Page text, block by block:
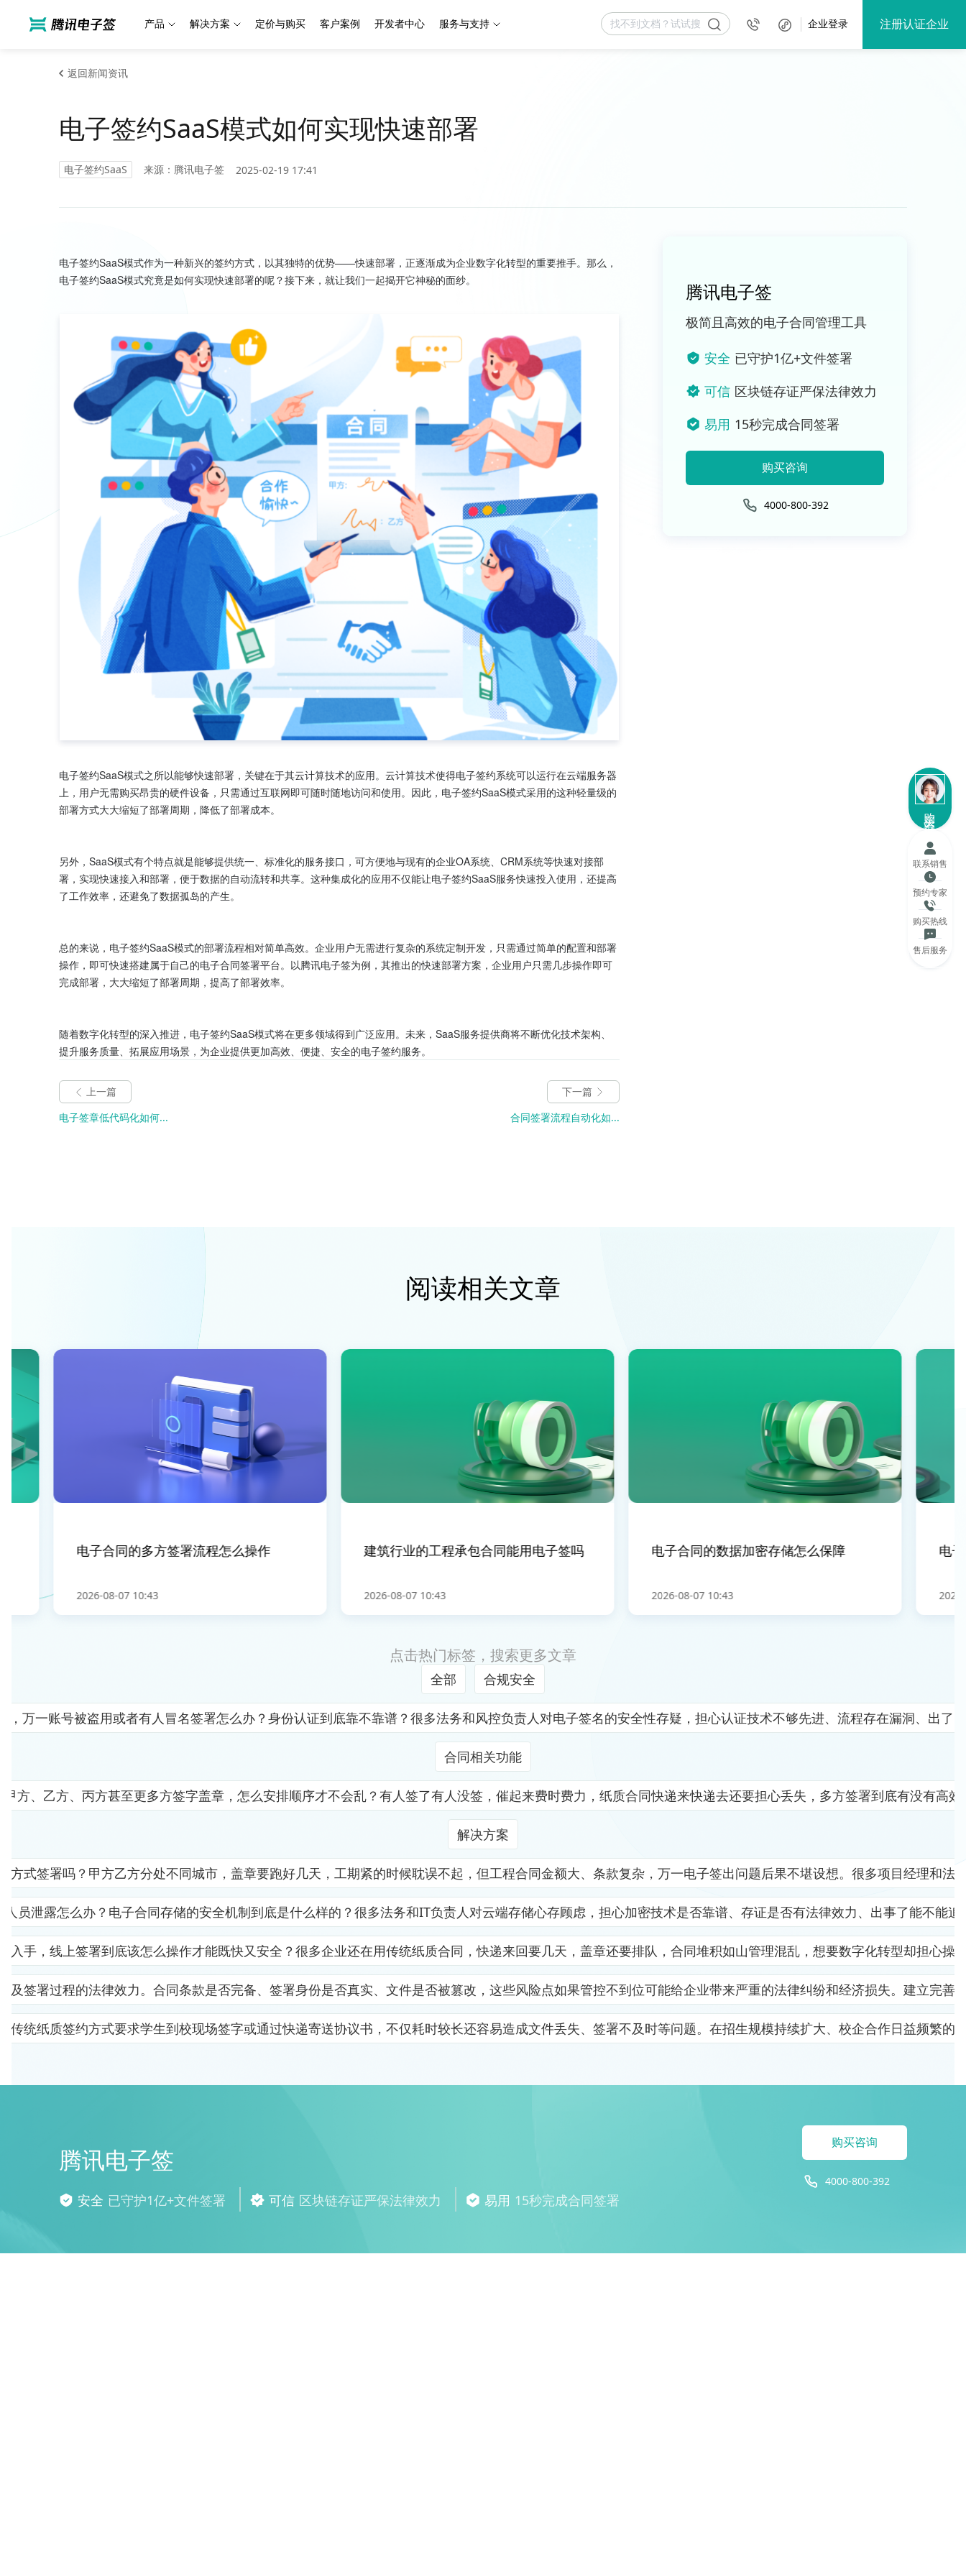
产品 解决方案 定价与购买 客户案例 开发者中心 服务与支持 企业登录 注册认证企业
返回新闻资讯
电子签约SaaS模式如何实现快速部署
电子签约SaaS 来源：腾讯电子签 2025-02-19 17:41
电子签约SaaS模式作为一种新兴的签约方式，以其独特的优势——快速部署，正逐渐成为企业数字化转型的重要推手。那么，
电子签约SaaS模式究竟是如何实现快速部署的呢？接下来，就让我们一起揭开它神秘的面纱。
电子签约SaaS模式之所以能够快速部署，关键在于其云计算技术的应用。云计算技术使得电子签约系统可以运行在云端服务器
上，用户无需购买昂贵的硬件设备，只需通过互联网即可随时随地访问和使用。因此，电子签约SaaS模式采用的这种轻量级的
部署方式大大缩短了部署周期，降低了部署成本。
另外，SaaS模式有个特点就是能够提供统一、标准化的服务接口，可方便地与现有的企业OA系统、CRM系统等快速对接部
署，实现快速接入和部署，便于数据的自动流转和共享。这种集成化的应用不仅能让电子签约SaaS服务快速投入使用，还提高
了工作效率，还避免了数据孤岛的产生。
总的来说，电子签约SaaS模式的部署流程相对简单高效。企业用户无需进行复杂的系统定制开发，只需通过简单的配置和部署
操作，即可快速搭建属于自己的电子合同签署平台。以腾讯电子签为例，其推出的快速部署方案，企业用户只需几步操作即可
完成部署，大大缩短了部署周期，提高了部署效率。
随着数字化转型的深入推进，电子签约SaaS模式将在更多领域得到广泛应用。未来，SaaS服务提供商将不断优化技术架构、
提升服务质量、拓展应用场景，为企业提供更加高效、便捷、安全的电子签约服务。
上一篇
电子签章低代码化如何...
下一篇
合同签署流程自动化如...
腾讯电子签
极简且高效的电子合同管理工具
安全 已守护1亿+文件签署
可信 区块链存证严保法律效力
易用 15秒完成合同签署
购买咨询
4000-800-392
阅读相关文章
电子合同的多方签署流程怎么操作
2026-08-07 10:43
建筑行业的工程承包合同能用电子签吗
2026-08-07 10:43
电子合同的数据加密存储怎么保障
2026-08-07 10:43
电子
2026-
点击热门标签，搜索更多文章
全部 合规安全
万一账号被盗用或者有人冒名签署怎么办？身份认证到底靠不靠谱？很多法务和风控负责人对电子签名的安全性存疑，担心认证技术不够先进、流程存在漏洞、出了
合同相关功能
方、乙方、丙方甚至更多方签字盖章，怎么安排顺序才不会乱？有人签了有人没签，催起来费时费力，纸质合同快递来快递去还要担心丢失，多方签署到底有没有高
解决方案
方式签署吗？甲方乙方分处不同城市，盖章要跑好几天，工期紧的时候耽误不起，但工程合同金额大、条款复杂，万一电子签出问题后果不堪设想。很多项目经理和法
员泄露怎么办？电子合同存储的安全机制到底是什么样的？很多法务和IT负责人对云端存储心存顾虑，担心加密技术是否靠谱、存证是否有法律效力、出事了能不能
入手，线上签署到底该怎么操作才能既快又安全？很多企业还在用传统纸质合同，快递来回要几天，盖章还要排队，合同堆积如山管理混乱，想要数字化转型却担心操
签署过程的法律效力。合同条款是否完备、签署身份是否真实、文件是否被篡改，这些风险点如果管控不到位可能给企业带来严重的法律纠纷和经济损失。建立完
统纸质签约方式要求学生到校现场签字或通过快递寄送协议书，不仅耗时较长还容易造成文件丢失、签署不及时等问题。在招生规模持续扩大、校企合作日益频繁
腾讯电子签
安全 已守护1亿+文件签署 可信 区块链存证严保法律效力 易用 15秒完成合同签署
购买咨询
4000-800-392
购买咨询
联系销售
预约专家
购买热线
售后服务